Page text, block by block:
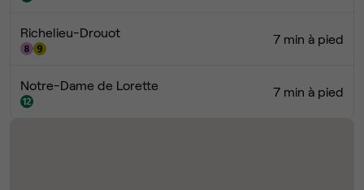
Richelieu-Drouot 7 min à pied
Notre-Dame de Lorette 7 min à pied